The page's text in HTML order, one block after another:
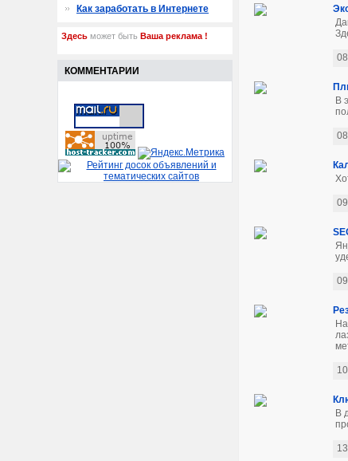
В
В
Как заработать в Интернете
Здесь может быть Ваша реклама !
КОММЕНТАРИИ